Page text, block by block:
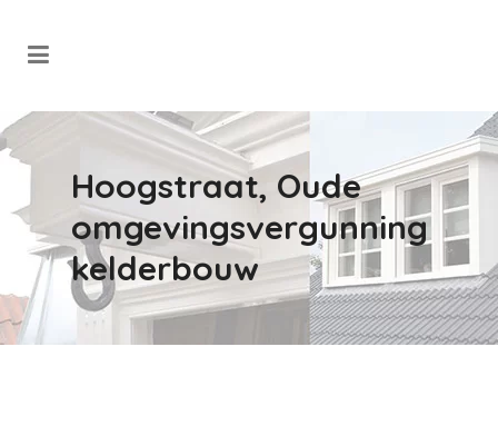
Hoogstraat, Oude
omgevingsvergunning
kelderbouw